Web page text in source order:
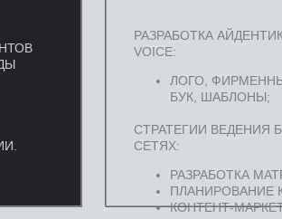
РАЗРАБОТКА
VOICE:
ЛОГО,
БУК, ШАБЛОНЫ;
СТРАТЕГИИ ВЕДЕНИЯ
СЕТЯХ:
РАЗРАБОТКА
ПЛАНИРОВАНИЕ
КОНТЕНТ-